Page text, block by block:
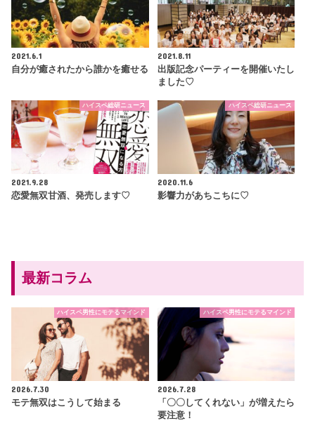
2021.6.1
自分が癒されたから誰かを癒せる
2021.8.11
出版記念パーティーを開催いたし
ました♡
ハイスペ総研ニュース
2021.9.28
恋愛無双甘酒、発売します♡
ハイスペ総研ニュース
2020.11.6
影響力があちこちに♡
最新コラム
ハイスペ男性にモテるマインド
2026.7.30
モテ無双はこうして始まる
ハイスペ男性にモテるマインド
2026.7.28
「〇〇してくれない」が増えたら
要注意！